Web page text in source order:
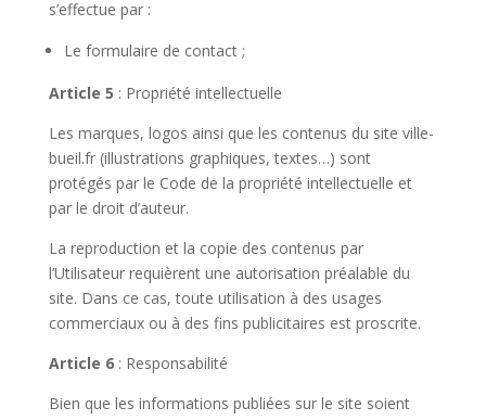
s’effectue par :
Le formulaire de contact ;
Article 5 : Propriété intellectuelle
Les marques, logos ainsi que les contenus du site ville-
bueil.fr (illustrations graphiques, textes…) sont
protégés par le Code de la propriété intellectuelle et
par le droit d’auteur.
La reproduction et la copie des contenus par
l’Utilisateur requièrent une autorisation préalable du
site. Dans ce cas, toute utilisation à des usages
commerciaux ou à des fins publicitaires est proscrite.
Article 6: Responsabilité
Bien que les informations publiées sur le site soient